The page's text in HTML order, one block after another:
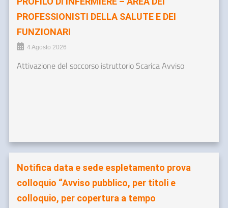
PROFESSIONISTI DELLA SALUTE E DEI
FUNZIONARI
4 Agosto 2026
Attivazione del soccorso istruttorio Scarica Avviso
Notifica data e sede espletamento prova
colloquio “Avviso pubblico, per titoli e
colloquio, per copertura a tempo